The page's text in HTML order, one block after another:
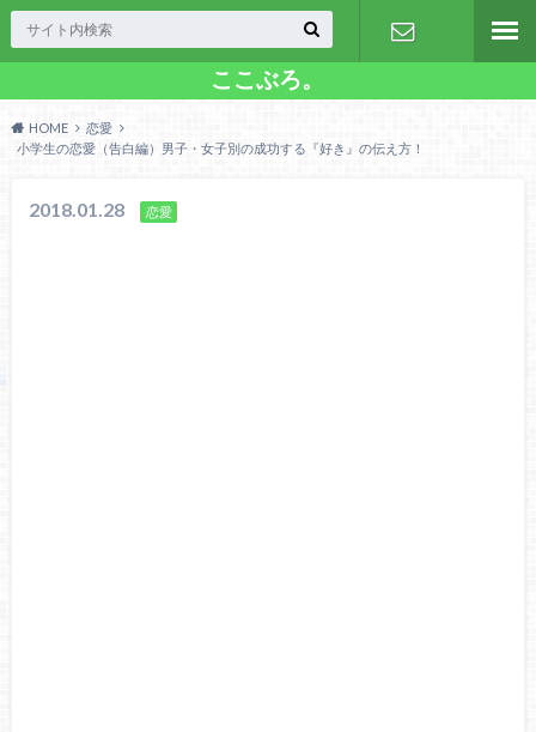
ここぶろ。
せ
HOME
恋愛
小学生の恋愛（告白編）男子・女子別の成功する『好き』の伝え方！
2018.01.28 恋愛